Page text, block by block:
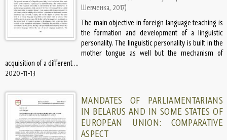
Шевченка, 2017)
The main objective in foreign language teaching is
the formation and development of a linguistic
personality. The linguistic personality is built in the
mother tongue as well but the mechanism of
acquisition of a different ...
2020-11-13
MANDATES OF PARLIAMENTARIANS
IN BELARUS AND IN SOME STATES OF
EUROPEAN UNION: COMPARATIVE
ASPECT